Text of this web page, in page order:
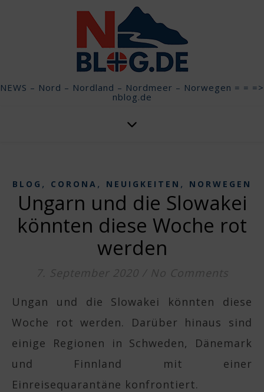
NEWS – Nord – Nordland – Nordmeer – Norwegen = = =>
nblog.de
BLOG , CORONA , NEUIGKEITEN , NORWEGEN
Ungarn und die Slowakei
könnten diese Woche rot
werden
7. September 2020 / No Comments
Ungan und die Slowakei könnten diese
Woche rot werden. Darüber hinaus sind
einige Regionen in Schweden, Dänemark
und Finnland mit einer
Einreisequarantäne konfrontiert.